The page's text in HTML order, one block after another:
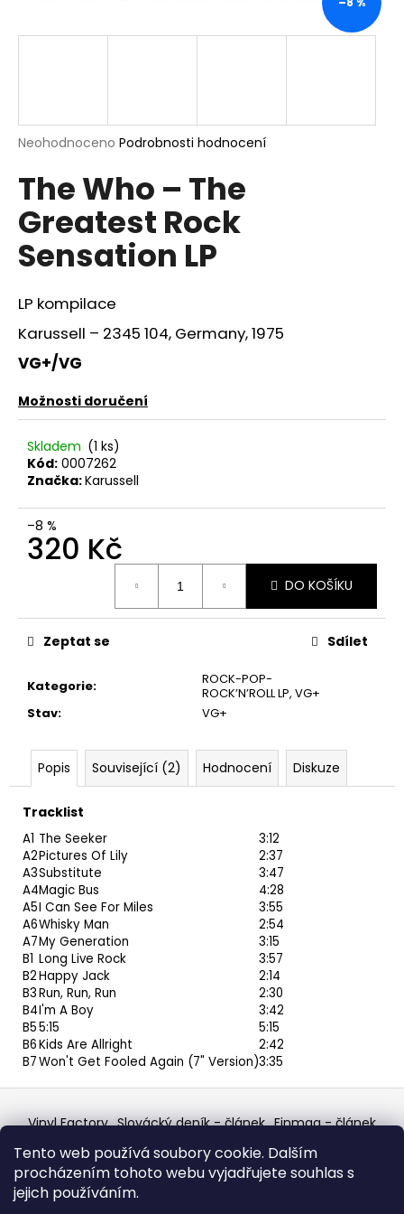
Tento web používá soubory cookie. Dalším
procházením tohoto webu vyjadřujete souhlas s
jejich používáním.
Průměrné
produktu
0,0
z
5
hvězdiček.
Neohodnoceno Podrobnosti hodnocení
The Who – The
Greatest Rock
Sensation LP
LP kompilace
Karussell – 2345 104, Germany, 1975
VG+/VG
Možnosti doručení
Skladem (1 ks)
Kód: 0007262
Značka:Karussell
–8 %
320 Kč
DO KOŠÍKU
Kategorie:
ROCK-POP-
ROCK’N’ROLL LP, VG+
Stav: VG+
Zeptat se Sdílet
Popis Související (2) Hodnocení Diskuze
Tracklist
A1 The Seeker
3:12
A2Pictures Of Lily
2:37
A3Substitute
3:47
A4Magic Bus
4:28
A5I Can See For Miles
3:55
A6Whisky Man
2:54
A7My Generation
3:15
B1 Long Live Rock
3:57
B2Happy Jack
2:14
B3Run, Run, Run
2:30
B4I'm A Boy
3:42
B55:15
5:15
B6Kids Are Allright
2:42
B7Won't Get Fooled Again (7" Version)3:35
j
?
HLEDAT
o
p
r
č
u
e
m
e
JETHRO
RISING
MC
Z
á Vinyl Factory Slovácký deník - článek Finmag - článek
Discogs Profile Facebook výběr z hroznů
Top prodejce mincí Aukro